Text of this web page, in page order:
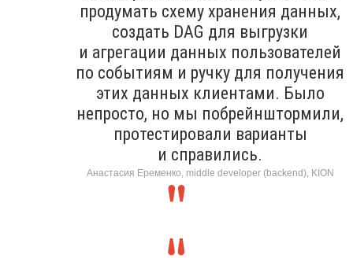
продумать схему хранения данных,
создать DAG для выгрузки
и агрегации данных пользователей
по событиям и ручку для получения
этих данных клиентами. Было
непросто, но мы побрейнштормили,
протестировали варианты
и справились.
Анастасия Еременко, middle developer (backend), KION